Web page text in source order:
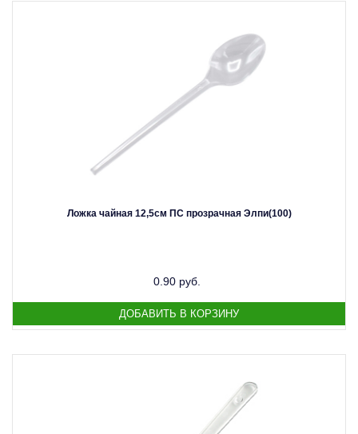
Ложка чайная 12,5см ПС прозрачная Элпи(100)
0.90 руб.